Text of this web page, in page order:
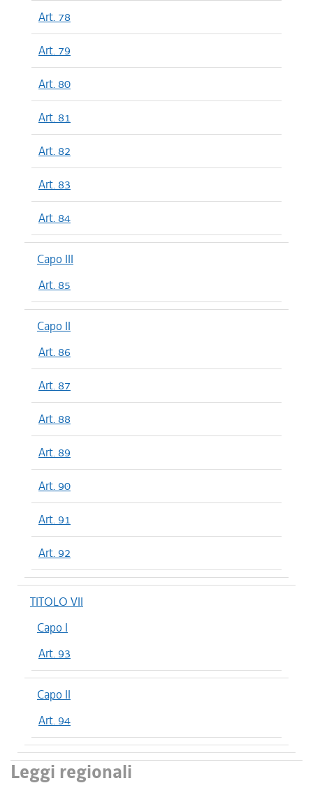
Art. 78
Art. 79
Art. 80
Art. 81
Art. 82
Art. 83
Art. 84
Capo III
Art. 85
Capo II
Art. 86
Art. 87
Art. 88
Art. 89
Art. 90
Art. 91
Art. 92
TITOLO VII
Capo I
Art. 93
Capo II
Art. 94
Leggi regionali